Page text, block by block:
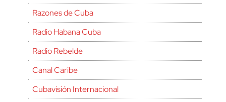
Razones de Cuba
Radio Habana Cuba
Radio Rebelde
Canal Caribe
Cubavisión Internacional